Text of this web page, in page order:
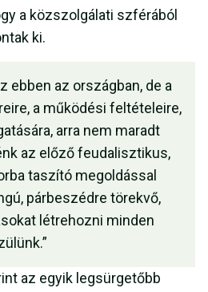
a közszolgálati szférából
ki.
ebben az országban, de a
a működési feltételeire,
arra nem maradt
az előző feudalisztikus,
taszító megoldással
párbeszédre törekvő,
létrehozni minden
az egyik legsürgetőbb